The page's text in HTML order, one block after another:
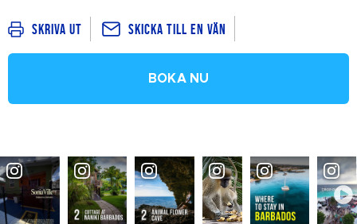
Skriva ut Skicka till en vän
BOKA NU